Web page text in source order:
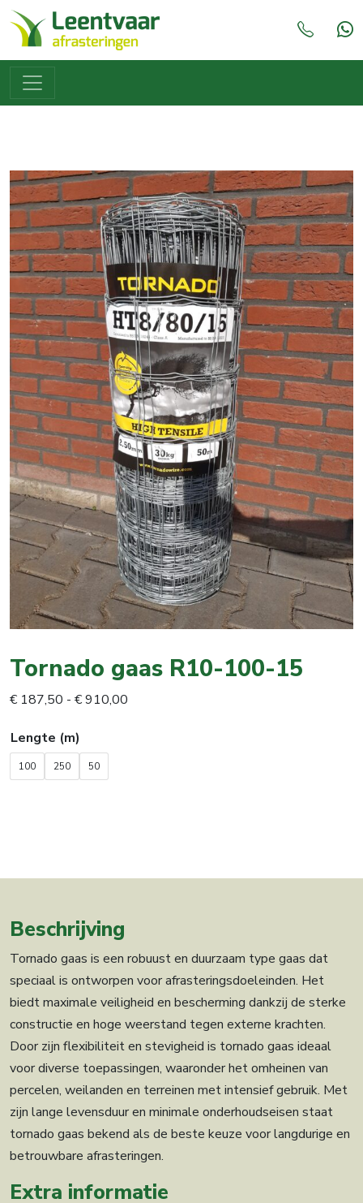
Tornado gaas R10-100-15
€ 187,50 - €910,00
Lengte (m)
100 250 50
Beschrijving
Tornado gaas is een robuust en duurzaam type gaas dat
speciaal is ontworpen voor afrasteringsdoeleinden. Het
biedt maximale veiligheid en bescherming dankzij de sterke
constructie en hoge weerstand tegen externe krachten.
Door zijn flexibiliteit en stevigheid is tornado gaas ideaal
voor diverse toepassingen, waaronder het omheinen van
percelen, weilanden en terreinen met intensief gebruik. Met
zijn lange levensduur en minimale onderhoudseisen staat
tornado gaas bekend als de beste keuze voor langdurige en
betrouwbare afrasteringen.
Extra informatie